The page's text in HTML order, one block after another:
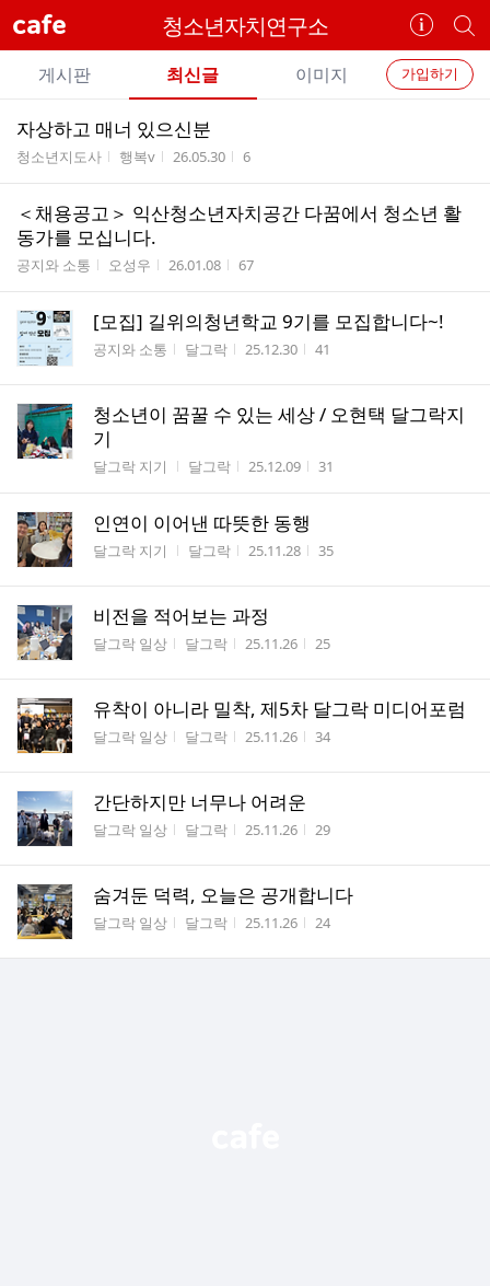
cafe 청소년자치연구소
카
페
정
보
개
별
카
페
카
페
뉴
가입하기
게시판 최신글 이미지
체
글
리
자상하고 매너 있으신분
게시판명
청소년지도사 작성자
행복v 작성시간
26.05.30 조회수
6
＜채용공고＞ 익산청소년자치공간 다꿈에서 청소년 활
동가를 모십니다.
게시판명
공지와 소통 작성자
오성우 작성시간
26.01.08 조회수
67
[모집] 길위의청년학교 9기를 모집합니다~!
게시판명
공지와 소통 작성자
달그락 작성시간
25.12.30 조회수
41
청소년이 꿈꿀 수 있는 세상 / 오현택 달그락지
기
게시판명
달그락 지기 작성자
달그락 작성시간
25.12.09 조회수
31
인연이 이어낸 따뜻한 동행
게시판명
달그락 지기 작성자
달그락 작성시간
25.11.28 조회수
35
비전을 적어보는 과정
게시판명
달그락 일상 작성자
달그락 작성시간
25.11.26 조회수
25
유착이 아니라 밀착, 제5차 달그락 미디어포럼
게시판명
달그락 일상 작성자
달그락 작성시간
25.11.26 조회수
34
간단하지만 너무나 어려운
게시판명
달그락 일상 작성자
달그락 작성시간
25.11.26 조회수
29
숨겨둔 덕력, 오늘은 공개합니다
게시판명
달그락 일상 작성자
달그락 작성시간
25.11.26 조회수
24